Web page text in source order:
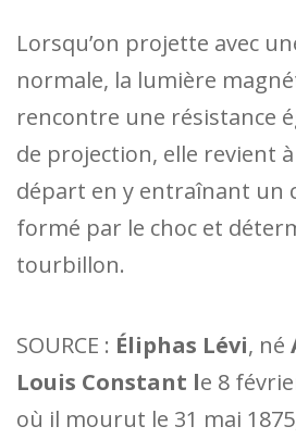
Lorsqu’on projette avec
normale, la lumière
rencontre une résistance
de projection, elle revient
départ en y entraînant un
formé par le choc et
tourbillon.
SOURCE : Éliphas Lévi, né
Louis Constant le 8
où il mourut le 31 mai